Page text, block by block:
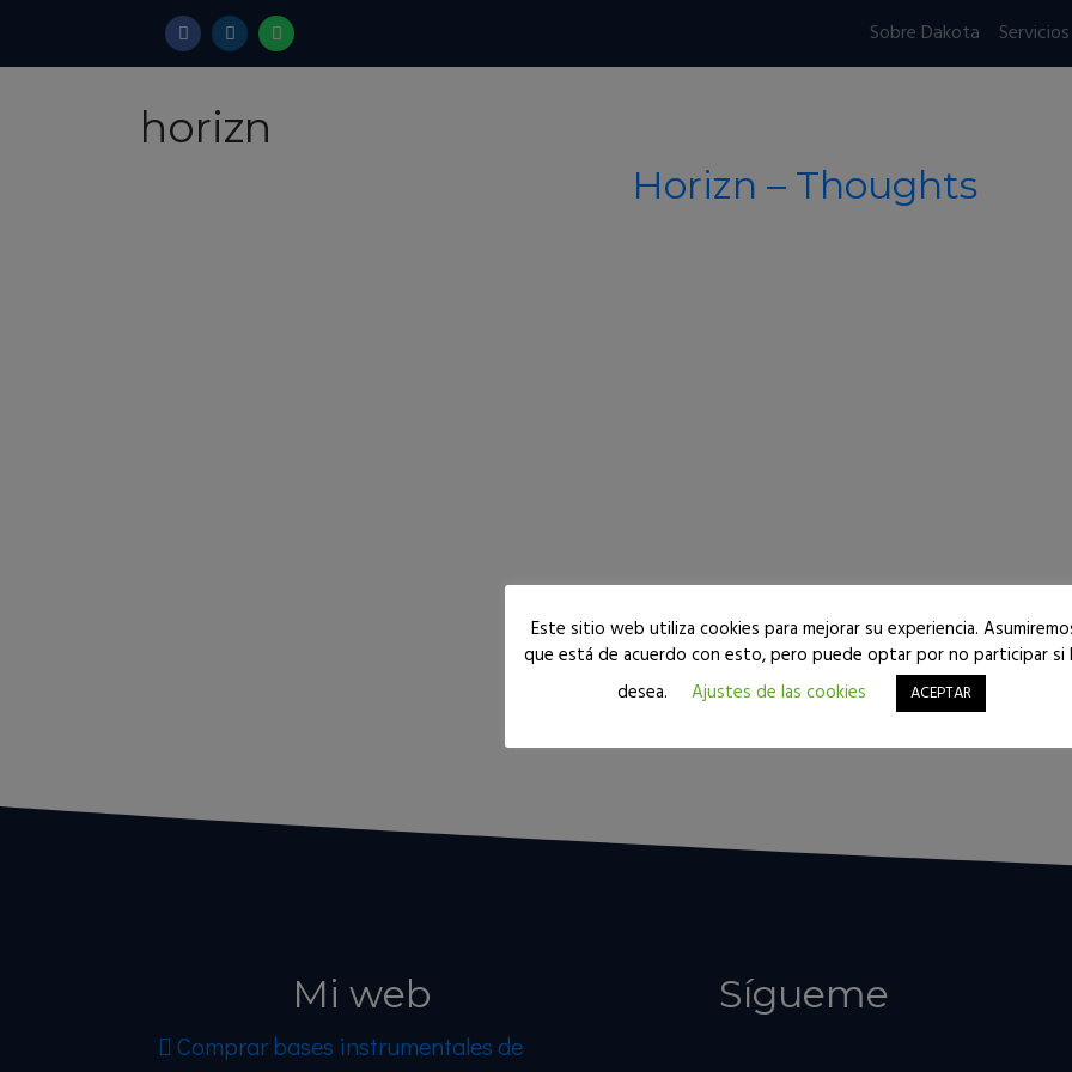
Sobre Dakota Servicios
horizn
Horizn – Thoughts
Seguir leyendo
Mi web
Comprar bases instrumentales de
Sígueme
Este sitio web utiliza cookies para mejorar su experiencia.
que está de acuerdo con esto, pero puede optar por no participar si
desea.
Ajustes de las cookies ACEPTAR